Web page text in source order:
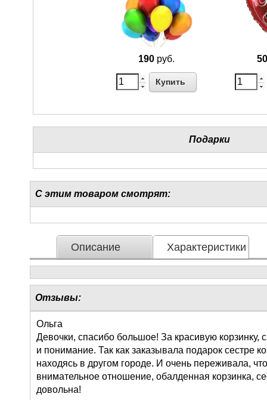
190 руб.
Купить
Подарки
С этим товаром смотрят:
Описание Характеристики
Отзывы:
Ольга
Девочки, спасибо большое! За красивую корзинку,
и понимание. Так как заказывала подарок сестре
находясь в другом городе. И очень переживала,
внимательное отношение, обалденная корзинка,
довольна!